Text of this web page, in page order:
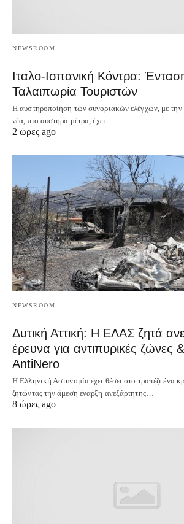
NEWSROOM
Ιταλο-Ισπανική Κόντρα:
Ταλαιπωρία Τουριστών
Η αυστηροποίηση των συνοριακών ελέγχων, με την
νέα, πιο αυστηρά μέτρα, έχει…
2 ώρες ago
NEWSROOM
Δυτική Αττική: Η ΕΛΑΣ ζητά
έρευνα για αντιπυρικές ζώνες
AntiNero
Η Ελληνική Αστυνομία έχει θέσει στο τραπέζι ένα
ζητώντας την άμεση έναρξη ανεξάρτητης…
8 ώρες ago